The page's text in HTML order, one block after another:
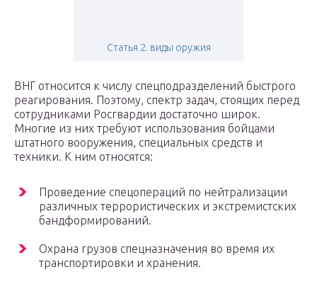
Статья 2. виды оружия
ВНГ относится к числу спецподразделений быстрого
реагирования. Поэтому, спектр задач, стоящих перед
сотрудниками Росгвардии достаточно широк.
Многие из них требуют использования бойцами
штатного вооружения, специальных средств и
техники. К ним относятся:
Проведение спецопераций по нейтрализации
различных террористических и экстремистских
бандформирований.
Охрана грузов спецназначения во время их
транспортировки и хранения.